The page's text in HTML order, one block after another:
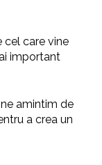
cel care vine
important
amintim de
a crea un